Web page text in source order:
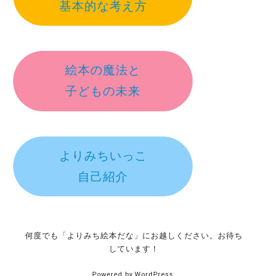
基本的な考え方
絵本の魔法と
子どもの未来
よりみちいっこ
自己紹介
何度でも「よりみち絵本だな」にお越しください。お待ち
しています！